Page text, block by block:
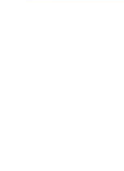
إلى مدرسة
المدرسة
فى مسابقة
بانوراما حرب
والذى يضم